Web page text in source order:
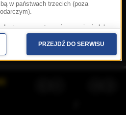
z portalu oznacza akceptację
Aplikacje.© 2026 Radio Muzyka
Grupa RMF sp. z o.o. sp. k.
w państwach trzecich (poza
sprostowania, usunięcia lub
a także złożenia skargi do
Osobowych. W polityce prywatności
swoje prawa. Szczegółowe
Twoich danych znajdują się w
PRZEJDŹ DO SERWISU